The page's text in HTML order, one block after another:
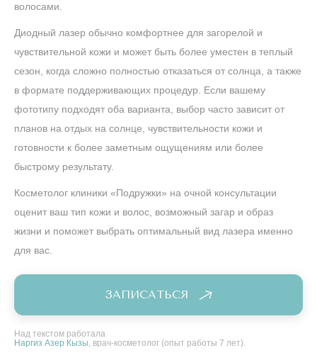
волосами.
Диодный лазер обычно комфортнее для загорелой и
чувствительной кожи и может быть более уместен в теплый
сезон, когда сложно полностью отказаться от солнца, а также
в формате поддерживающих процедур. Если вашему
фототипу подходят оба варианта, выбор часто зависит от
планов на отдых на солнце, чувствительности кожи и
готовности к более заметным ощущениям или более
быстрому результату.
Косметолог клиники «Подружки» на очной консультации
оценит ваш тип кожи и волос, возможный загар и образ
жизни и поможет выбрать оптимальный вид лазера именно
для вас.
ЗАПИСАТЬСЯ
Над текстом работала
Наргиз Азер Кызы, врач-косметолог (опыт работы 7 лет).